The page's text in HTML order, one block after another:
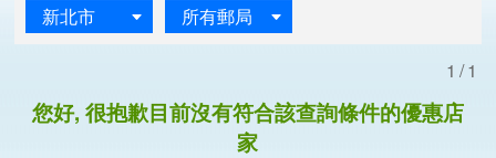
新北市 所有郵局
1/1
您好, 很抱歉目前沒有符合該查詢條件的優惠店
家